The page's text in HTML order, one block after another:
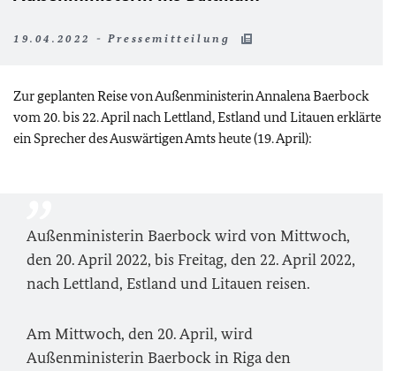
19.04.2022 - Pressemitteilung
Zur geplanten Reise von Außenministerin Annalena Baerbock
vom 20. bis 22. April nach Lettland, Estland und Litauen erklärte
ein Sprecher des Auswärtigen Amts heute (19. April):
Außenministerin Baerbock wird von Mittwoch,
den 20. April 2022, bis Freitag, den 22. April 2022,
nach Lettland, Estland und Litauen reisen.
Am Mittwoch, den 20. April, wird
Außenministerin Baerbock in Riga den